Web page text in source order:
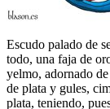
Escudo palado de
todo, una faja de
yelmo, adornado
de plata y gules,
plata, teniendo,